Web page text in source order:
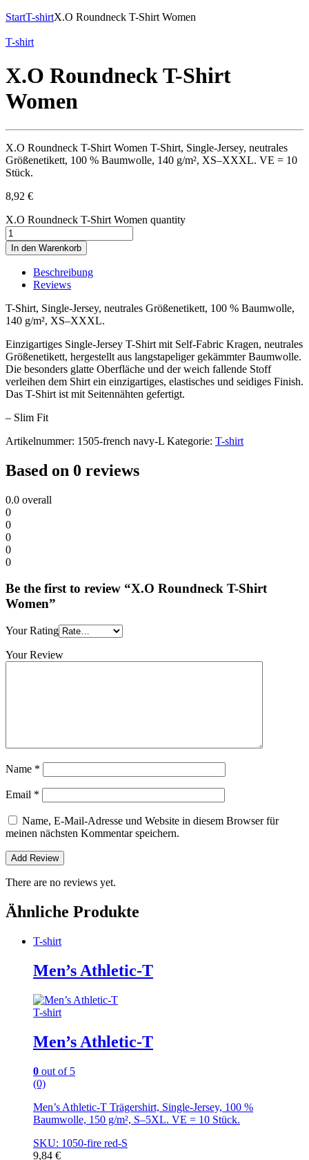
StartT-shirtX.O Roundneck T-Shirt Women
T-shirt
X.O Roundneck T-Shirt
Women
X.O Roundneck T-Shirt Women T-Shirt, Single-Jersey, neutrales
Größenetikett, 100 % Baumwolle, 140 g/m², XS–XXXL. VE = 10
Stück.
8,92 €
X.O Roundneck T-Shirt Women quantity
In den Warenkorb
Beschreibung
Reviews
T-Shirt, Single-Jersey, neutrales Größenetikett, 100 % Baumwolle,
140 g/m², XS–XXXL.
Einzigartiges Single-Jersey T-Shirt mit Self-Fabric Kragen, neutrales
Größenetikett, hergestellt aus langstapeliger gekämmter Baumwolle.
Die besonders glatte Oberfläche und der weich fallende Stoff
verleihen dem Shirt ein einzigartiges, elastisches und seidiges Finish.
Das T-Shirt ist mit Seitennähten gefertigt.
– Slim Fit
Artikelnummer: 1505-french navy-L Kategorie: T-shirt
Based on 0 reviews
0.0 overall
0
0
0
0
0
Be the first to review “X.O Roundneck T-Shirt
Women”
Your Rating
Your Review
Name *
Email *
Name, E-Mail-Adresse und Website in diesem Browser für
meinen nächsten Kommentar speichern.
There are no reviews yet.
Ähnliche Produkte
T-shirt
Men’s Athletic-T
T-shirt
Men’s Athletic-T
0 out of 5
(0)
Men’s Athletic-T Trägershirt, Single-Jersey, 100 %
Baumwolle, 150 g/m², S–5XL. VE = 10 Stück.
SKU: 1050-fire red-S
9,84 €